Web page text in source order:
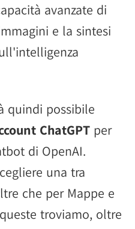
avanzate di
e la sintesi
quindi possibile
ChatGPT per
di OpenAI.
una tra
che per Mappe e
troviamo, oltre